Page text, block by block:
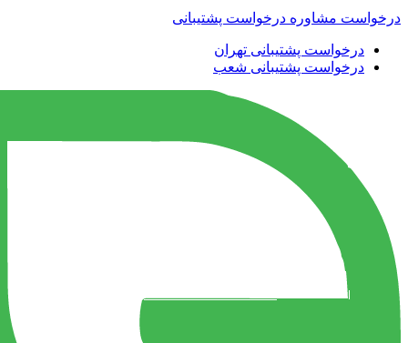
درخواست مشاوره درخواست پشتیبانی
درخواست پشتیبانی تهران
درخواست پشتیبانی شعب